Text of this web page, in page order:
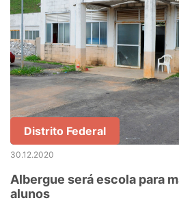
Distrito Federal
30.12.2020
Albergue será escola para
alunos